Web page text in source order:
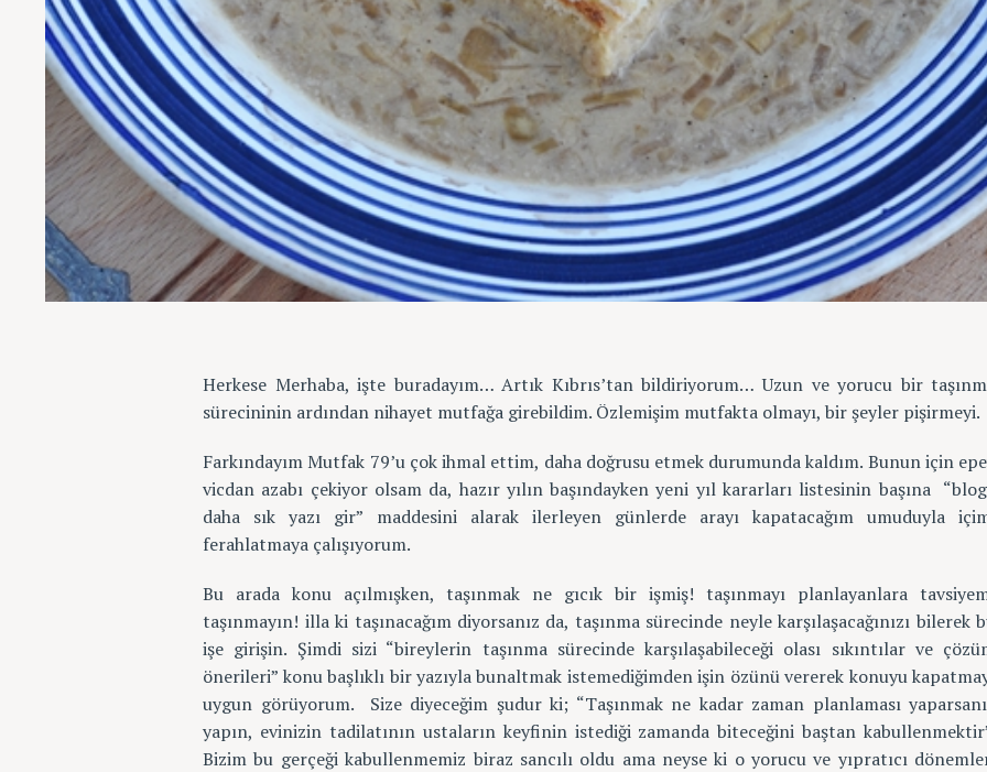
Herkese Merhaba, işte buradayım… Artık Kıbrıs’tan bildiriyorum… Uzun ve yorucu bir
sürecininin ardından nihayet mutfağa girebildim. Özlemişim mutfakta olmayı, bir şeyler pişirmeyi.
Farkındayım Mutfak 79’u çok ihmal ettim, daha doğrusu etmek durumunda kaldım. Bunun için
vicdan azabı çekiyor olsam da, hazır yılın başındayken yeni yıl kararları listesinin başına
daha sık yazı gir” maddesini alarak ilerleyen günlerde arayı kapatacağım umuduyla
ferahlatmaya çalışıyorum.
Bu arada konu açılmışken, taşınmak ne gıcık bir işmiş! taşınmayı planlayanlara
taşınmayın! illa ki taşınacağım diyorsanız da, taşınma sürecinde neyle karşılaşacağınızı bilerek
işe girişin. Şimdi sizi “bireylerin taşınma sürecinde karşılaşabileceği olası sıkıntılar ve
önerileri” konu başlıklı bir yazıyla bunaltmak istemediğimden işin özünü vererek konuyu
uygun görüyorum. Size diyeceğim şudur ki; “Taşınmak ne kadar zaman planlaması
yapın, evinizin tadilatının ustaların keyfinin istediği zamanda biteceğini baştan
Bizim bu gerçeği kabullenmemiz biraz sancılı oldu ama neyse ki o yorucu ve yıpratıcı